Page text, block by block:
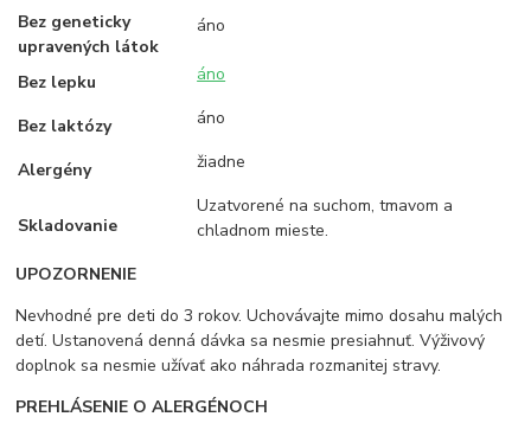
Bez geneticky
upravených látok
áno
Bez lepku áno
Bez laktózy áno
Alergény žiadne
Skladovanie
Uzatvorené na suchom, tmavom a
chladnom mieste.
UPOZORNENIE
Nevhodné pre deti do 3 rokov. Uchovávajte mimo dosahu malých
detí. Ustanovená denná dávka sa nesmie presiahnuť. Výživový
doplnok sa nesmie užívať ako náhrada rozmanitej stravy.
PREHLÁSENIE O ALERGÉNOCH